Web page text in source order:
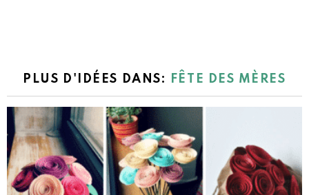
PLUS D'IDÉES DANS: FÊTE DES MÈRES